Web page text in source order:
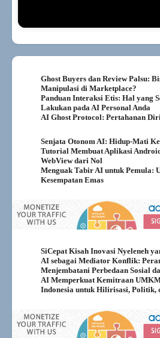
Ghost Buyers dan Review Palsu:
Manipulasi di Marketplace?
Panduan Interaksi Etis: Hal yang
Lakukan pada AI Personal Anda
AI Ghost Protocol: Pertahanan
Senjata Otonom AI: Hidup-Mati
Tutorial Membuat Aplikasi
WebView dari Nol
Menguak Tabir AI untuk Pemula:
Kesempatan Emas
SiCepat Kisah Inovasi Nyeleneh
AI sebagai Mediator Konflik:
Menjembatani Perbedaan Sosial
AI Memperkuat Kemitraan
Indonesia untuk Hilirisasi, Politik,